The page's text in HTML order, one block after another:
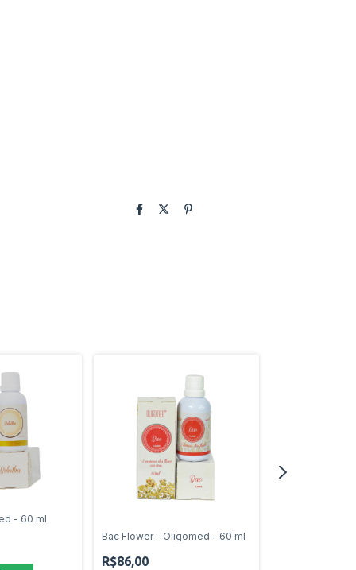
- 60 ml
Bac Flower - Oligomed - 60 ml
R$86,00